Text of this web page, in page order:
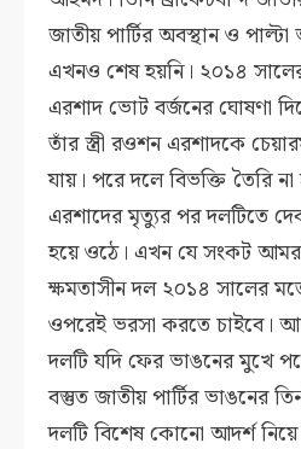
জাতীয় পার্টির অবস্থান ও
এখনও শেষ হয়নি। ২০১৪
এরশাদ ভোট বর্জনের ঘোষণা
তাঁর স্ত্রী রওশন এরশাদকে
যায়। পরে দলে বিভক্তি তৈরি
এরশাদের মৃত্যুর পর দলটিতে
হয়ে ওঠে। এখন যে সংকট
ক্ষমতাসীন দল ২০১৪ সালের
ওপরেই ভরসা করতে চাইবে।
দলটি যদি ফের ভাঙনের মুখে
বস্তুত জাতীয় পার্টির ভাঙনের
দলটি বিশেষ কোনো আদর্শ